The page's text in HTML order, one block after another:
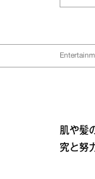
肌や髪
究と努